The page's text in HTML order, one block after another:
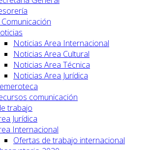
Comunicación
Noticias Area Internacional
Noticias Area Cultural
Noticias Area Técnica
Noticias Area Jurídica
comunicación
trabajo
Jurídica
Internacional
Ofertas de trabajo internacional